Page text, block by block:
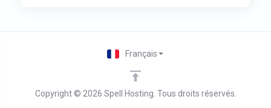
Copyright © 2026 Spell Hosting. Tous droits réservés.
Français